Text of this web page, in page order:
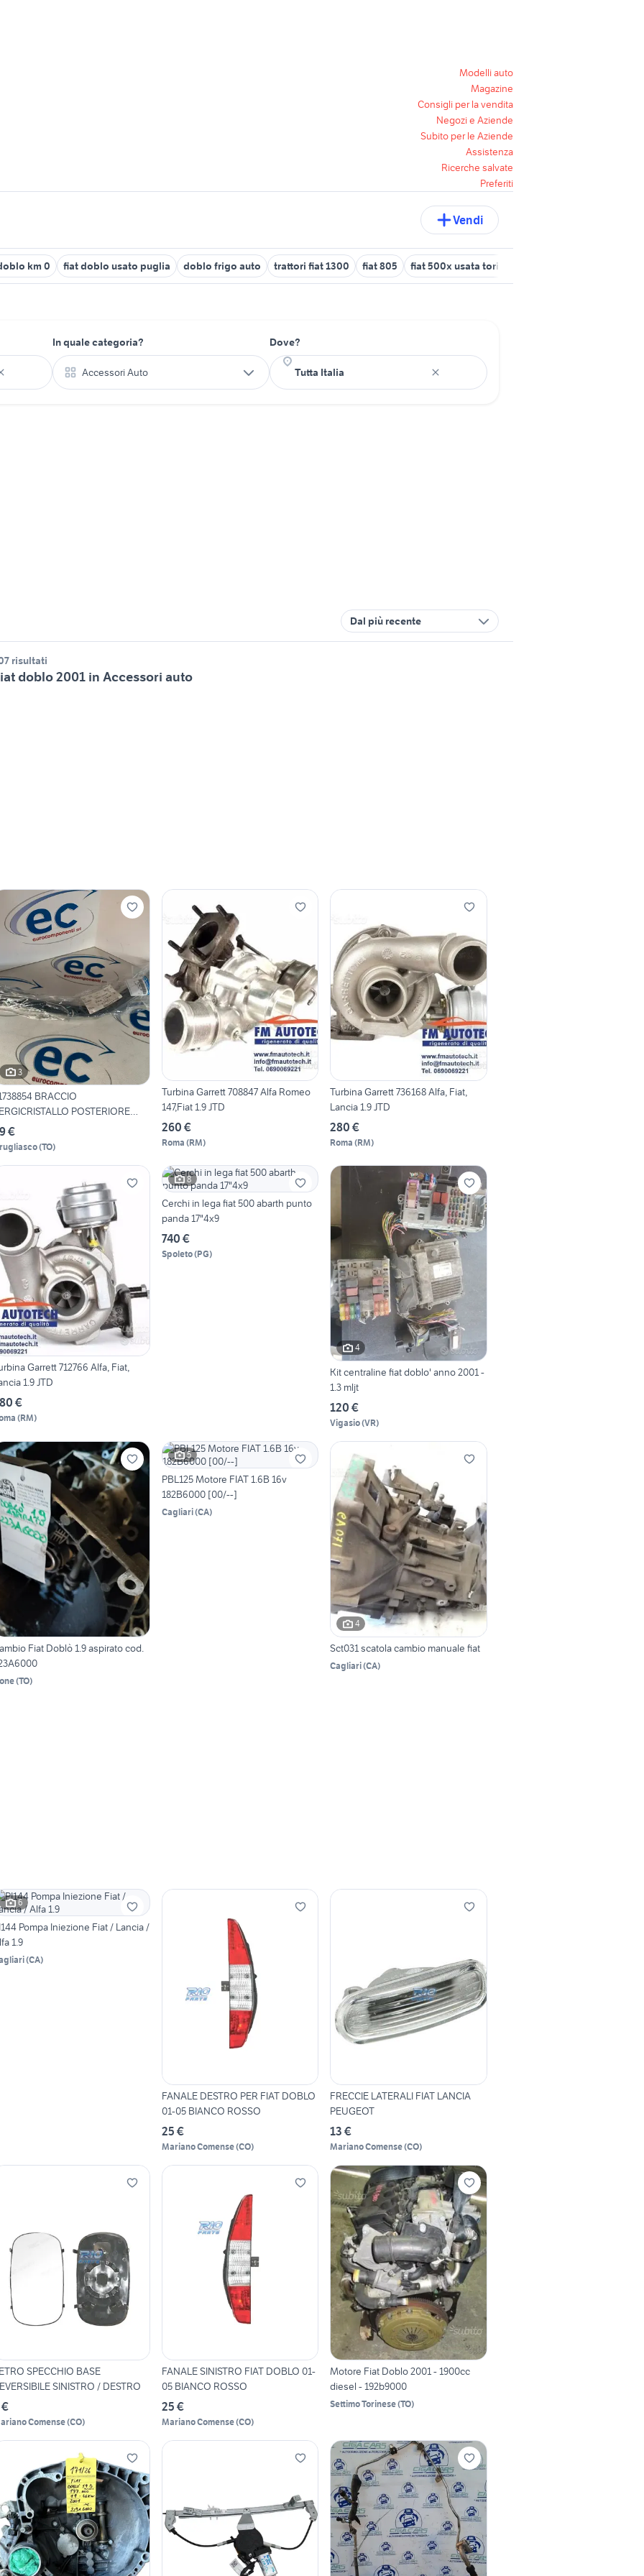
Modelli auto
Magazine
Consigli per la vendita
Negozi e Aziende
Subito per le Aziende
Assistenza
Ricerche salvate
Preferiti
Vendi
km 0 fiat doblo usato puglia doblo frigo auto trattori fiat 1300 fiat 805 fiat 500x usata torino
In quale categoria?
Accessori Auto
Dove?
Dal più recente
risultati
doblo 2001 in Accessori auto
3
BRACCIO
POSTERIORE
€
(TO)
Turbina Garrett 708847 Alfa Romeo
147,Fiat 1.9 JTD
260 €
Roma (RM)
Turbina Garrett 736168 Alfa, Fiat,
Lancia 1.9 JTD
280 €
Roma (RM)
Garrett 712766 Alfa, Fiat,
1.9 JTD
€
(RM)
8
Cerchi in lega fiat 500 abarth punto
panda 17"4x9
740 €
Spoleto(PG)
4
Kit centraline fiat doblo' anno 2001 -
1.3 mljt
120 €
Vigasio(VR)
Fiat Doblò 1.9 aspirato cod.
(TO)
5
PBL125 Motore FIAT 1.6B 16v
182B6000 [00/--]
Cagliari(CA)
4
Sct031 scatola cambio manuale fiat
Cagliari(CA)
6
Pompa Iniezione Fiat / Lancia /
1.9
(CA)
FANALE DESTRO PER FIAT DOBLO
01-05 BIANCO ROSSO
25 €
Mariano Comense(CO)
FRECCIE LATERALI FIAT LANCIA
PEUGEOT
13 €
Mariano Comense(CO)
SPECCHIO BASE
SINISTRO / DESTRO
Comense(CO)
FANALE SINISTRO FIAT DOBLO 01-
05 BIANCO ROSSO
25 €
Mariano Comense(CO)
Motore Fiat Doblo 2001 - 1900cc
diesel - 192b9000
Settimo Torinese(TO)